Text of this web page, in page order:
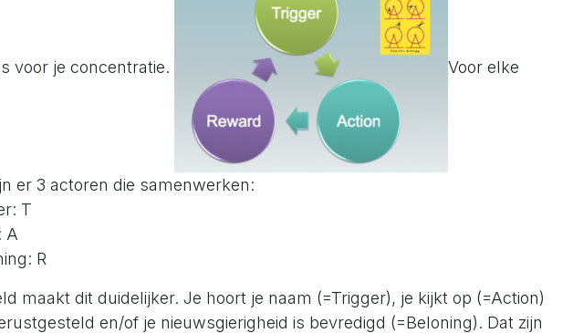
voor je concentratie. Voor elke
er 3 actoren die samenwerken:
T
A
R
maakt dit duidelijker. Je hoort je naam (=Trigger), je kijkt op (=Action)
en/of je nieuwsgierigheid is bevredigd (=Beloning). Dat zijn